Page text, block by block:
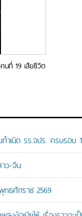
ที่ 19 เสียชีวิต
ำเนิด รร.จปร. ครบรอ
ว-จีน
ธศักราช 2569